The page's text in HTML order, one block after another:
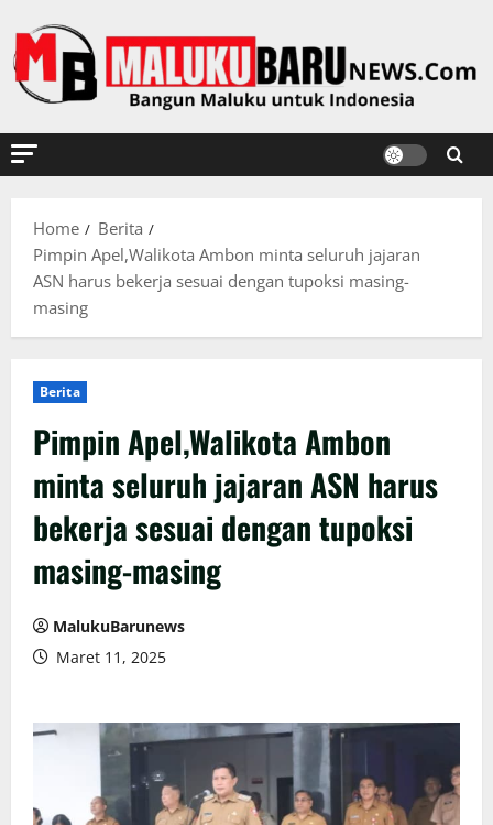
to
content
Home
Berita
Pimpin Apel,Walikota Ambon minta seluruh jajaran
ASN harus bekerja sesuai dengan tupoksi masing-
masing
Berita
Pimpin Apel,Walikota Ambon
minta seluruh jajaran ASN harus
bekerja sesuai dengan tupoksi
masing-masing
MalukuBarunews
Maret 11, 2025